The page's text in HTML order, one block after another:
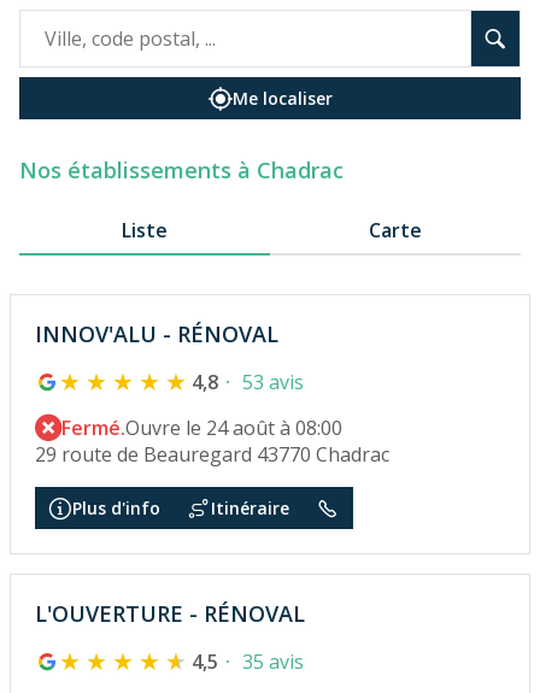
Me localiser
Nos établissements à Chadrac
Liste Carte
INNOV'ALU - RÉNOVAL
4,8
53 avis
Fermé.Ouvre le 24 août à 08:00
29 route de Beauregard 43770 Chadrac
Plus d'info Itinéraire
L'OUVERTURE - RÉNOVAL
4,5
35 avis